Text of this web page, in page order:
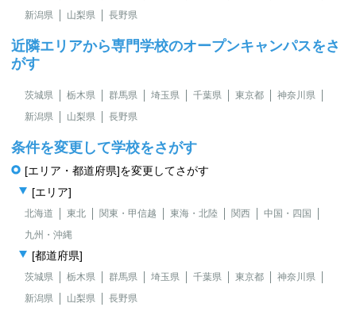
新潟県
山梨県 長野県
近隣エリアから専門学校のオープンキャンパスをさ
がす
茨城県 栃木県 群馬県 埼玉県 千葉県 東京都
神奈川県
新潟県
山梨県 長野県
条件を変更して学校をさがす
[エリア・都道府県]を変更してさがす
[エリア]
北海道 東北 関東・甲信越 東海・北陸 関西
中国・四国
九州・沖縄
[都道府県]
茨城県 栃木県 群馬県 埼玉県 千葉県 東京都
神奈川県
新潟県
山梨県 長野県